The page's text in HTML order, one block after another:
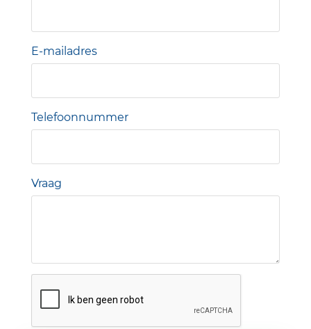
E-mailadres
Telefoonnummer
Vraag